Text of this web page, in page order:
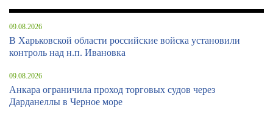
09.08.2026
В Харьковской области российские войска установили
контроль над н.п. Ивановка
09.08.2026
Анкара ограничила проход торговых судов через
Дарданеллы в Черное море